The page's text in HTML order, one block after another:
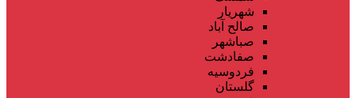
شهریار
صالح آباد
صباشهر
صفادشت
فردوسیه
گلستان